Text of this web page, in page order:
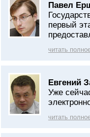
Павел
первый
читать
Евгений
Уже
читать